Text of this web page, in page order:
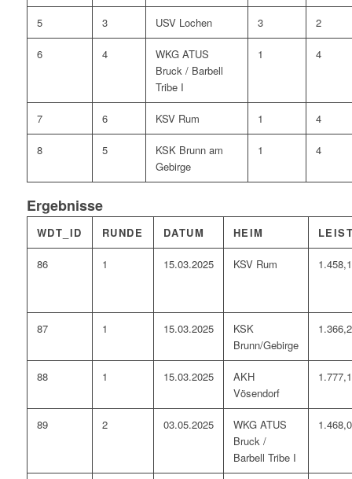
5 3 USV Lochen 3 2
6 4
WKG ATUS
Bruck / Barbell
Tribe I
1 4
7 6 KSV Rum 1 4
8 5
KSK Brunn am
Gebirge
1 4
Ergebnisse
WDT_ID RUNDE DATUM HEIM
86 1 15.03.2025 KSV Rum
87 1 15.03.2025
KSK
Brunn/Gebirge
88 1 15.03.2025
AKH
Vösendorf
89 2 03.05.2025
WKG ATUS
Bruck /
Barbell Tribe I